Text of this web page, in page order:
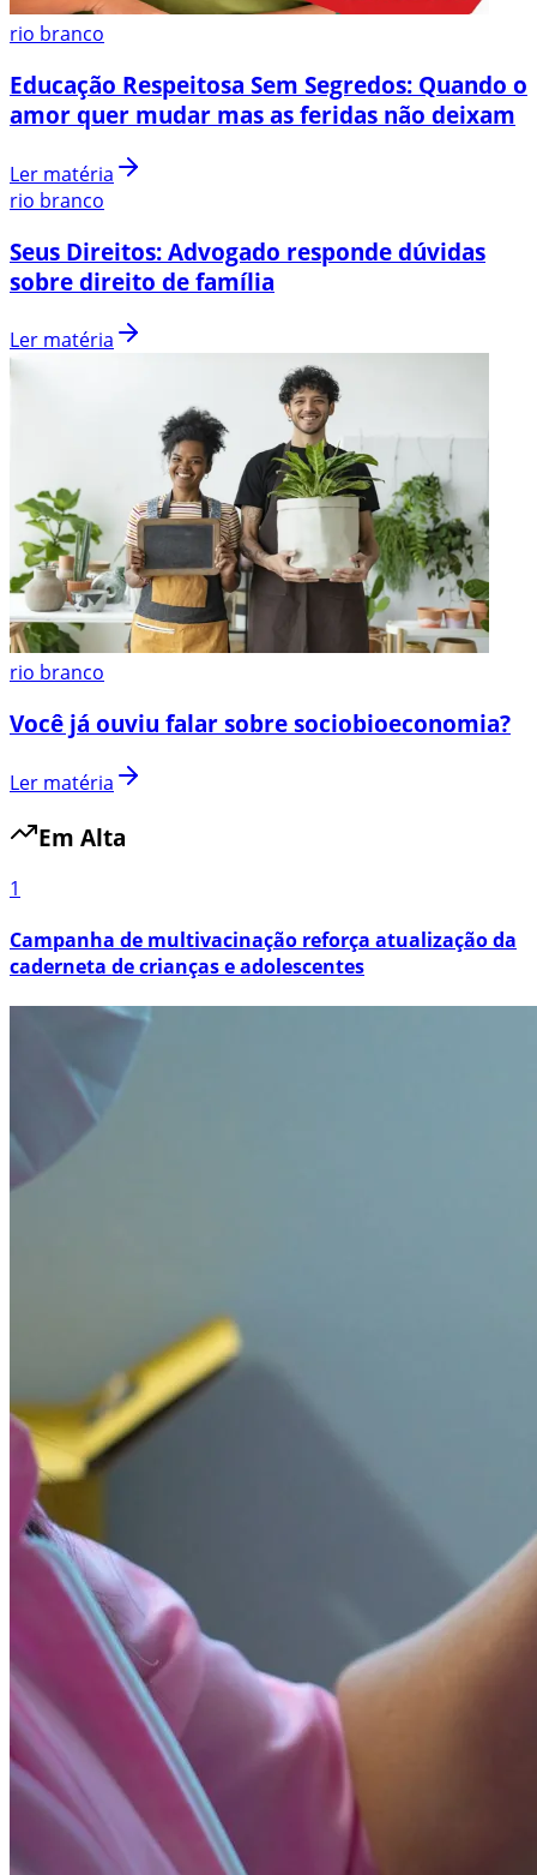
rio branco
Educação Respeitosa Sem Segredos: Quando o
amor quer mudar mas as feridas não deixam
Ler matéria
rio branco
Seus Direitos: Advogado responde dúvidas
sobre direito de família
Ler matéria
rio branco
Você já ouviu falar sobre sociobioeconomia?
Ler matéria
Em Alta
1
Campanha de multivacinação reforça atualização da
caderneta de crianças e adolescentes